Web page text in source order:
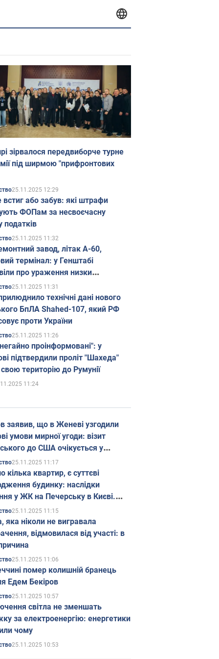
зірвалося передвиборче турне
під ширмою "прифронтових
25.11.2025 12:29
встиг або забув: які штрафи
ФОПам за несвоєчасну
податків
25.11.2025 11:32
завод, літак А-60,
термінал: у Генштабі
про ураження низки
об'єктів Росії
25.11.2025 11:31
технічні дані нового
БпЛА Shahed-107, який РФ
проти України
25.11.2025 11:26
проінформовані": у
підтвердили проліт "Шахеда"
територію до Румунії
11:24
заявив, що в Женеві узгодили
умови мирної угоди: візит
до США очікується у
25.11.2025 11:17
кілька квартир, є суттєві
будинку: наслідки
у ЖК на Печерську в Києві.
25.11.2025 11:15
яка ніколи не вигравала
відмовилася від участі: в
25.11.2025 11:06
помер колишній бранець
Едем Бекіров
25.11.2025 10:57
світла не зменшать
за електроенергію: енергетики
чому
25.11.2025 10:53